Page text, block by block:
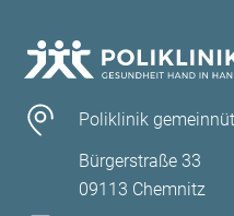
Poliklinik
Bürgerstraße 33
09113 Chemnitz